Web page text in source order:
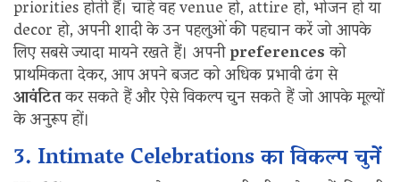
priorities होती हैं। चाहे वह venue हो, attire हो, भोजन हो या
decor हो, अपनी शादी के उन पहलुओं की पहचान करें जो आपके
लिए सबसे ज्यादा मायने रखते हैं। अपनीpreferencesको
प्राथमिकता देकर, आप अपने बजट को अधिक प्रभावी ढंग से
आवंटितकर सकते हैं और ऐसे विकल्प चुन सकते हैं जो आपके मूल्यों
के अनुरूप हों।
3. Intimate Celebrations का विकल्प चुनें